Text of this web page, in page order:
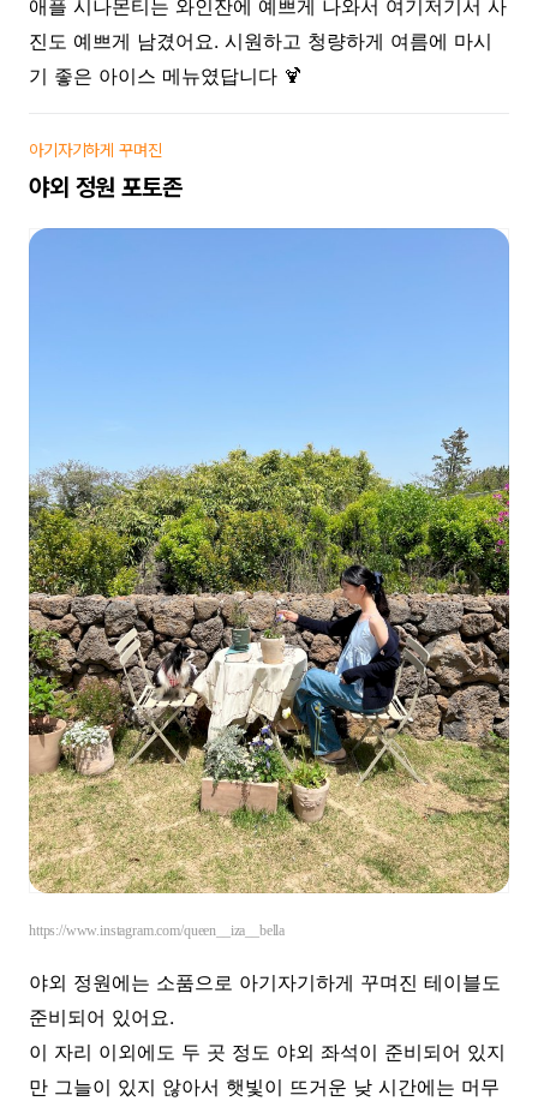
애플 시나몬티는 와인잔에 예쁘게 나와서 여기저기서 사
진도 예쁘게 남겼어요. 시원하고 청량하게 여름에 마시
기 좋은 아이스 메뉴였답니다 🍹
아기자기하게 꾸며진
야외 정원 포토존
https://www.instagram.com/queen__iza__bella
야외 정원에는 소품으로 아기자기하게 꾸며진 테이블도
준비되어 있어요.
이 자리 이외에도 두 곳 정도 야외 좌석이 준비되어 있지
만 그늘이 있지 않아서 햇빛이 뜨거운 낮 시간에는 머무